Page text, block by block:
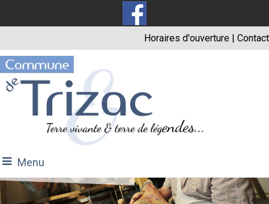
Horaires d'ouverture | Contact
Menu